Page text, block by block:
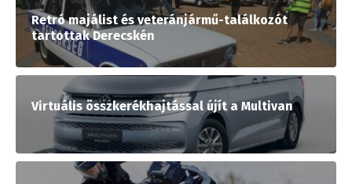
Retró majálist és veteránjármű-találkozót
tartottak Derecskén
Virtuális összkerékhajtással újít a Multivan